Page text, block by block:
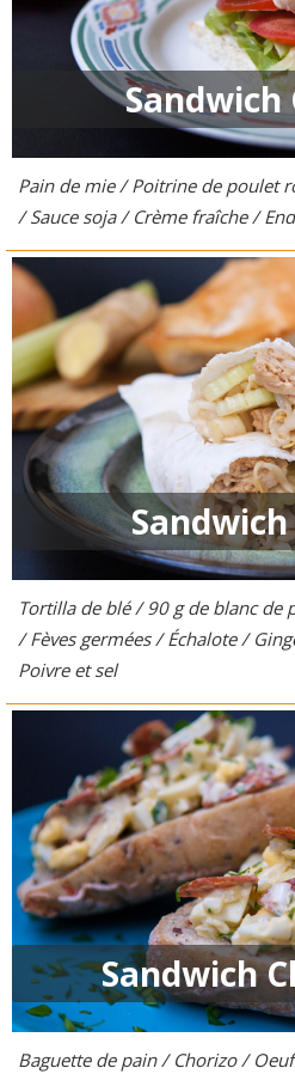
Sandwich
Pain de mie / Poitrine de poulet
/ Sauce soja / Crème fraîche /
Tortilla de blé / 90 g de blanc de
/ Fèves germées / Échalote /
Poivre et sel
Sandwich
Baguette de pain / Chorizo /